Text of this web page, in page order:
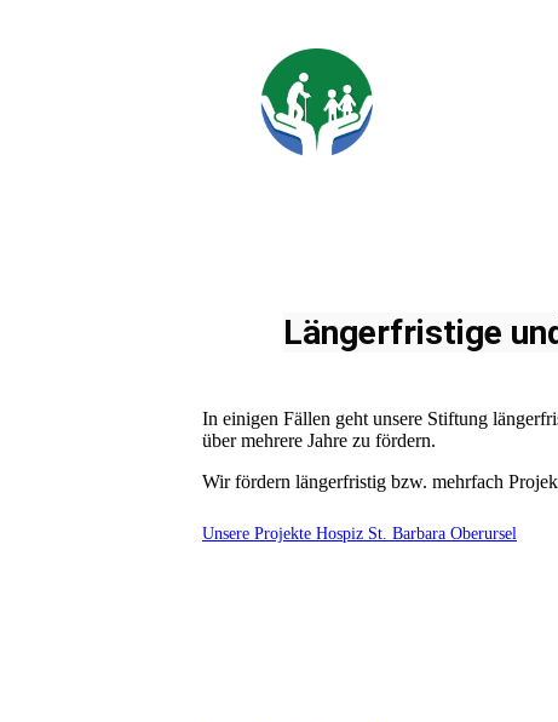
Längerfristige
In einigen Fällen geht unsere Stiftung
über mehrere Jahre zu fördern.
Wir fördern längerfristig bzw. mehrfach
Unsere Projekte Hospiz St. Barbara Oberursel